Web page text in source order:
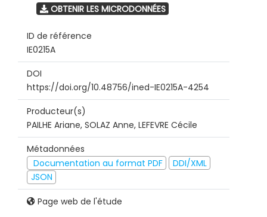
OBTENIR LES MICRODONNÉES
ID de référence
IE0215A
DOI
https://doi.org/10.48756/ined-IE0215A-4254
Producteur(s)
PAILHE Ariane, SOLAZ Anne, LEFEVRE Cécile
Métadonnées
Documentation au format PDF
DDI/XML
JSON
Page web de l'étude